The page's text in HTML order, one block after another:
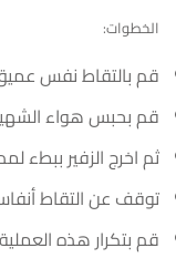
الخطوات:
قم بالتقاط نفس عميق
قم بحبس هواء الشهيق
ثم اخرج الزفير ببطء لمدة
توقف عن التقاط أنفاس
قم بتكرار هذه العملية 4 مرات.